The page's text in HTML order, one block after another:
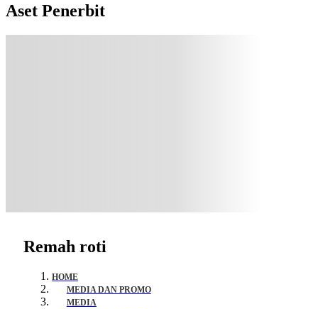
Aset Penerbit
Remah roti
HOME
MEDIA DAN PROMO
MEDIA